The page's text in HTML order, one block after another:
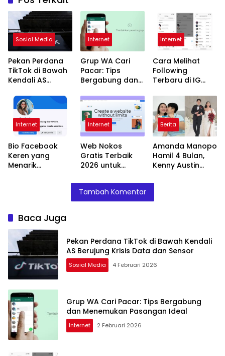
Sosial Media
Pekan Perdana
TikTok di Bawah
Kendali AS
Data dan Sensor
Internet
Grup WA Cari
Pacar: Tips
Bergabung dan
Pasangan Ideal
Internet
Cara Melihat
Following
Terbaru di IG
dengan Mudah
Internet
Bio Facebook
Keren yang
Menarik
Internet
Web Nokos
Gratis Terbaik
2026 untuk
Profesional
Berita
Amanda Manopo
Hamil 4 Bulan,
Kenny Austin
Babymoon Luar
Tambah Komentar
Baca Juga
Pekan Perdana TikTok di Bawah Kendali
AS Berujung Krisis Data dan Sensor
Sosial Media 4 Februari 2026
Grup WA Cari Pacar: Tips Bergabung
dan Menemukan Pasangan Ideal
Internet 2 Februari 2026